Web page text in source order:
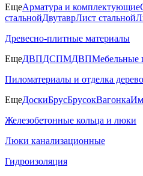
ЕщеАрматура и комплектующие
стальнойДвутаврЛист стальной
Древесно-плитные материалы
ЕщеДВПДСПМДВПМебельные
Пиломатериалы и отделка
ЕщеДоскиБрусБрусокВагонка
Железобетонные кольца и люки
Люки канализационные
Гидроизоляция